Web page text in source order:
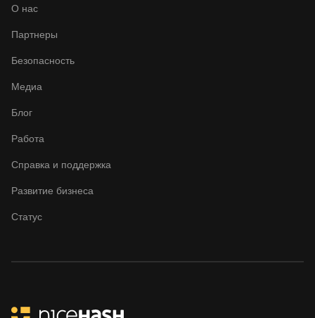
О нас
Партнеры
Безопасность
Медиа
Блог
Работа
Справка и поддержка
Развитие бизнеса
Статус